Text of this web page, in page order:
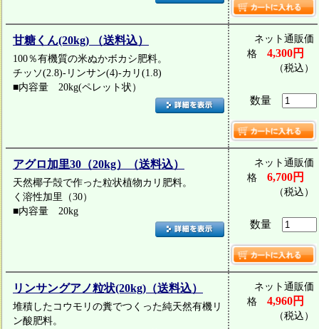
甘糖くん(20kg) （送料込）
100％有機質の米ぬかボカシ肥料。
チッソ(2.8)-リンサン(4)-カリ(1.8)
■内容量 20kg(ペレット状）
ネット通販価
格 4,300円
（税込）
数量
アグロ加里30（20kg）（送料込）
天然椰子殻で作った粒状植物カリ肥料。
く溶性加里（30）
■内容量 20kg
ネット通販価
格 6,700円
（税込）
数量
リンサングアノ粒状(20kg)（送料込）
堆積したコウモリの糞でつくった純天然有機リ
ン酸肥料。
ネット通販価
格 4,960円
（税込）